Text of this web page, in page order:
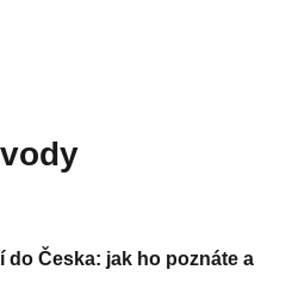
do Česka: jak ho poznáte a